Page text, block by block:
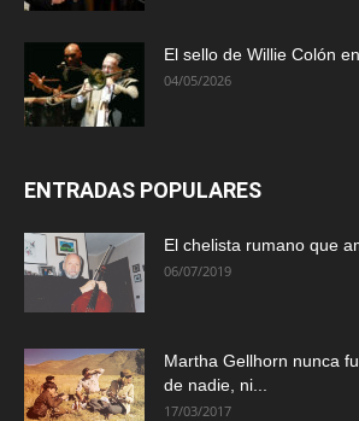
El sello de Willie Colón
04/05/2026
ENTRADAS POPULARES
El chelista rumano que
06/07/2019
Martha Gellhorn nunca
de nadie, ni...
17/03/2017